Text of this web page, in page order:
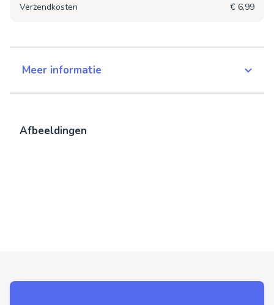
Verzendkosten
€ 6,99
Meer informatie
Afbeeldingen